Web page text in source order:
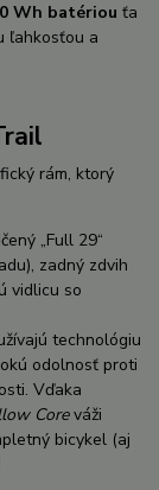
Wh batériou ťa
ľahkosťou a
rám, ktorý
„Full 29“
zadný zdvih
vidlicu so
technológiu
odolnosť proti
Vďaka
Coreváži
bicykel (aj